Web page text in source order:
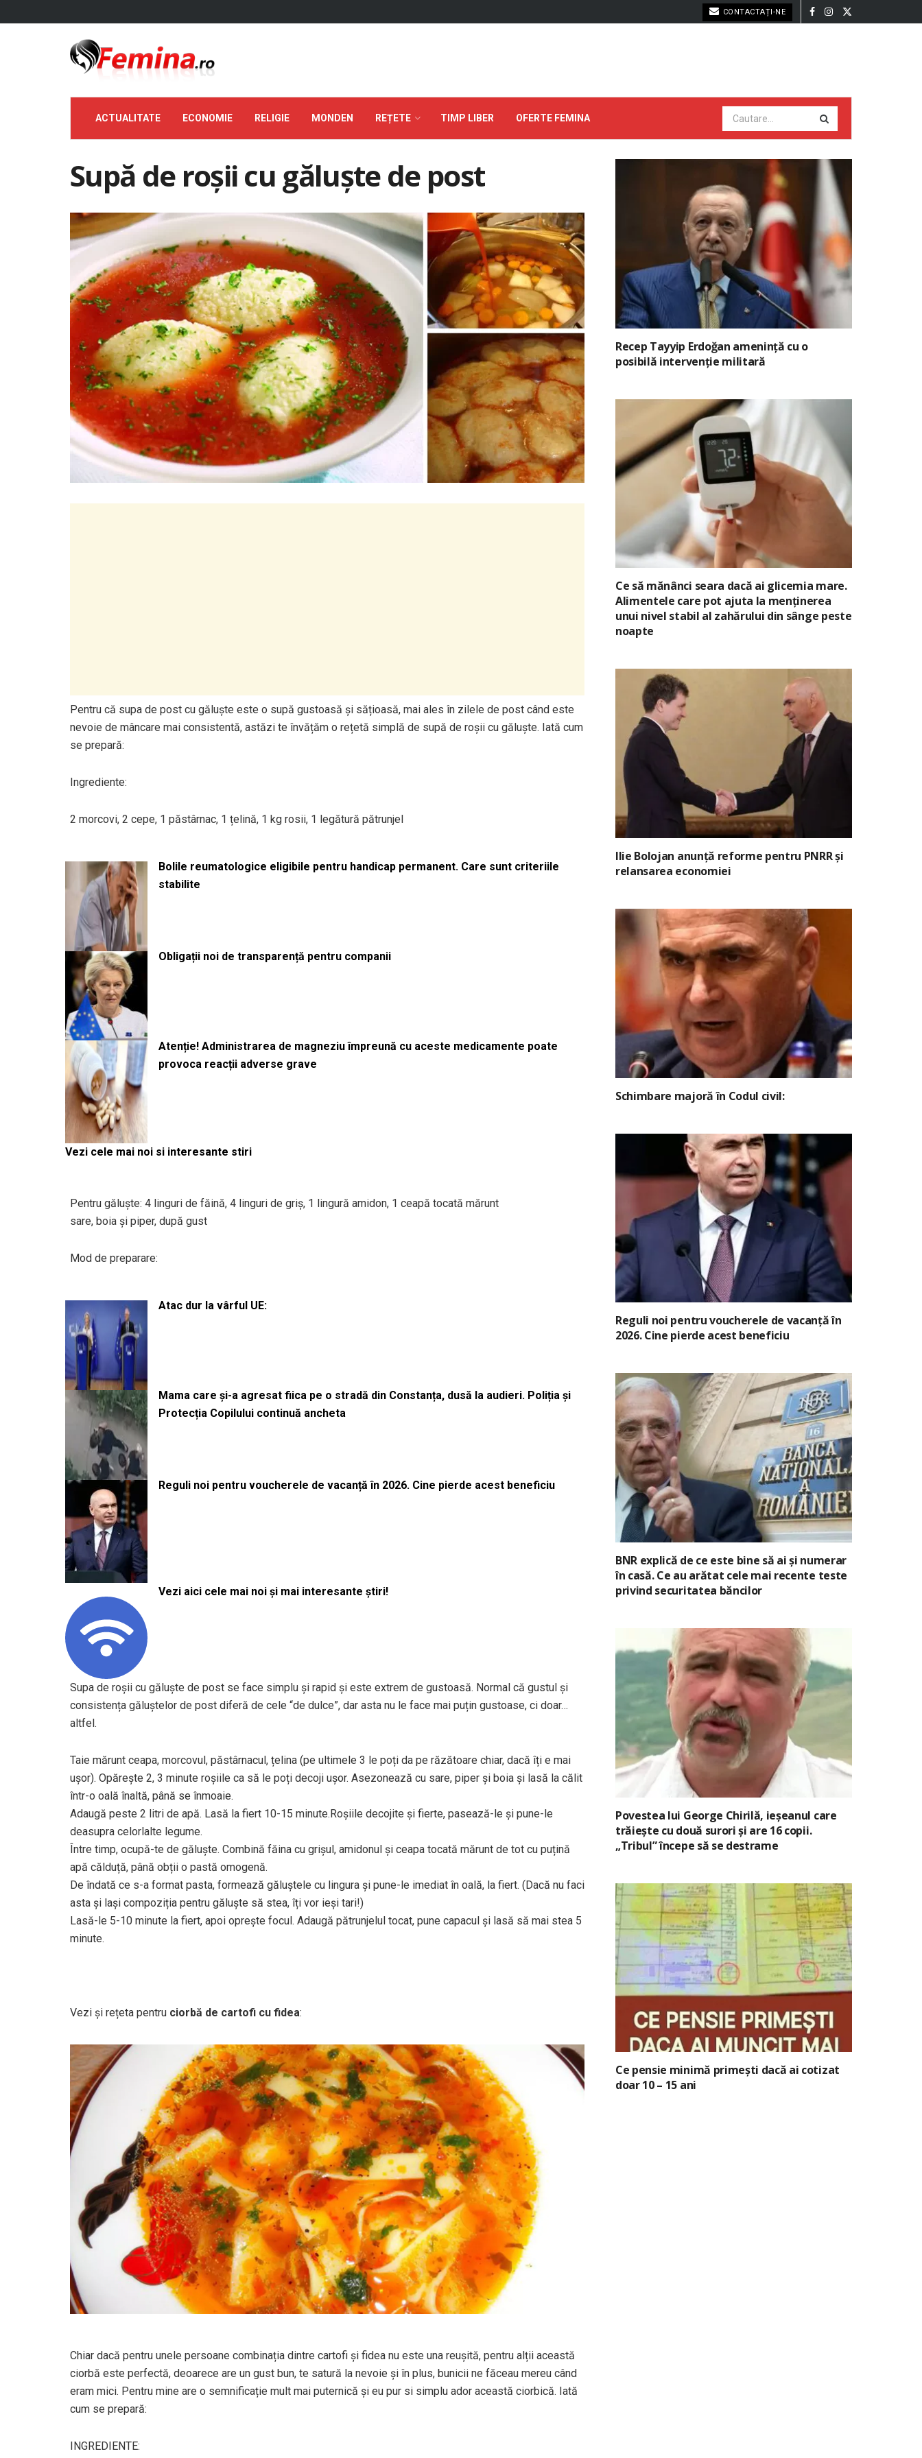
CONTACTAȚI-NE
ACTUALITATE ECONOMIE RELIGIE MONDEN REȚETE TIMP LIBER OFERTE FEMINA
Supă de roșii cu găluște de post
Pentru că supa de post cu găluște este o supă gustoasă și sățioasă, mai ales în zilele de post când este
nevoie de mâncare mai consistentă, astăzi te învățăm o rețetă simplă de supă de roșii cu găluște. Iată cum
se prepară:
Ingrediente:
2 morcovi, 2 cepe, 1 păstârnac, 1 țelină, 1 kg rosii, 1 legătură pătrunjel
Bolile reumatologice eligibile pentru handicap permanent. Care sunt criteriile
stabilite
Obligații noi de transparență pentru companii
Atenție! Administrarea de magneziu împreună cu aceste medicamente poate
provoca reacții adverse grave
Vezi cele mai noi si interesante stiri
Pentru găluște: 4 linguri de făină, 4 linguri de griș, 1 lingură amidon, 1 ceapă tocată mărunt
sare, boia și piper, după gust
Mod de preparare:
Atac dur la vârful UE:
Mama care și-a agresat fiica pe o stradă din Constanța, dusă la audieri. Poliția și
Protecția Copilului continuă ancheta
Reguli noi pentru voucherele de vacanță în 2026. Cine pierde acest beneficiu
Vezi aici cele mai noi și mai interesante știri!
Supa de roșii cu găluște de post se face simplu și rapid și este extrem de gustoasă. Normal că gustul și
consistența găluștelor de post diferă de cele “de dulce”, dar asta nu le face mai puțin gustoase, ci doar…
altfel.
Taie mărunt ceapa, morcovul, păstârnacul, țelina (pe ultimele 3 le poți da pe răzătoare chiar, dacă îți e mai
ușor). Opărește 2, 3 minute roșiile ca să le poți decoji ușor. Asezonează cu sare, piper și boia și lasă la călit
într-o oală înaltă, până se înmoaie.
Adaugă peste 2 litri de apă. Lasă la fiert 10-15 minute.Roșiile decojite și fierte, pasează-le și pune-le
deasupra celorlalte legume.
Între timp, ocupă-te de găluște. Combină făina cu grișul, amidonul și ceapa tocată mărunt de tot cu puțină
apă călduță, până obții o pastă omogenă.
De îndată ce s-a format pasta, formează găluștele cu lingura și pune-le imediat în oală, la fiert. (Dacă nu faci
asta și lași compoziția pentru găluște să stea, îți vor ieși tari!)
Lasă-le 5-10 minute la fiert, apoi oprește focul. Adaugă pătrunjelul tocat, pune capacul și lasă să mai stea 5
minute.
Vezi și rețeta pentru ciorbă de cartofi cu fidea:
Chiar dacă pentru unele persoane combinația dintre cartofi și fidea nu este una reușită, pentru alții această
ciorbă este perfectă, deoarece are un gust bun, te satură la nevoie și în plus, bunicii ne făceau mereu când
eram mici. Pentru mine are o semnificație mult mai puternică și eu pur si simplu ador această ciorbică. Iată
cum se prepară:
INGREDIENTE:
Recep Tayyip Erdoğan amenință cu o
posibilă intervenție militară
Ce să mănânci seara dacă ai glicemia mare.
Alimentele care pot ajuta la menținerea
unui nivel stabil al zahărului din sânge peste
noapte
Ilie Bolojan anunță reforme pentru PNRR și
relansarea economiei
Schimbare majoră în Codul civil:
Reguli noi pentru voucherele de vacanță în
2026. Cine pierde acest beneficiu
BNR explică de ce este bine să ai și numerar
în casă. Ce au arătat cele mai recente teste
privind securitatea băncilor
Povestea lui George Chirilă, ieșeanul care
trăiește cu două surori și are 16 copii.
„Tribul” începe să se destrame
Ce pensie minimă primești dacă ai cotizat
doar 10 – 15 ani